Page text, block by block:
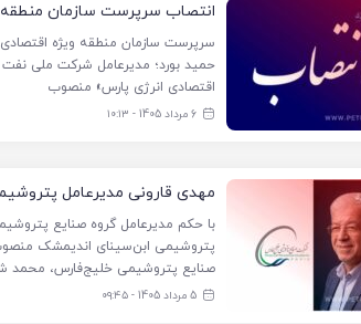
انتصاب سرپرست سازمان منطقه
سرپرست سازمان منطقه ویژه
حمید بورد؛ مدیرعامل شرکت ملی نفت
اقتصادی انرژی پارس» منصوب
6 مرداد 1405 - ۱۰:۱۳
مهدی قارونی مدیرعامل
با حکم مدیرعامل گروه صنایع
پتروشیمی ابن‌سینای اندیمشک
صنایع پتروشیمی خلیج‌فارس، محمد
5 مرداد 1405 - ۰۹:۴۵